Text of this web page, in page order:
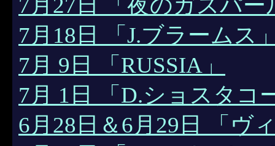
7月27日 「夜のガスパー
7月18日 「J.ブラームス
7月 9日 「RUSSIA」
7月 1日 「D.ショスタコ
6月28日＆6月29日 「ヴ